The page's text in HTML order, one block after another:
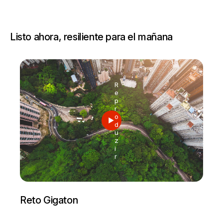
Listo ahora, resiliente para el mañana
R
e
p
r
o
d
u
z
i
r
Reto Gigaton